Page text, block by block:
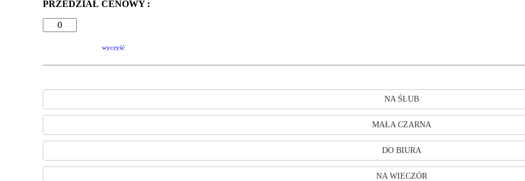
PRZEDZIAŁ CENOWY :
wyczyść
NA ŚLUB
MAŁA CZARNA
DO BIURA
NA WIECZÓR